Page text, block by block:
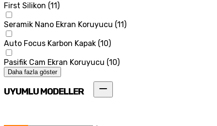
First Silikon (11)
Seramik Nano Ekran Koruyucu (11)
Auto Focus Karbon Kapak (10)
Pasifik Cam Ekran Koruyucu (10)
Daha fazla göster
UYUMLU MODELLER